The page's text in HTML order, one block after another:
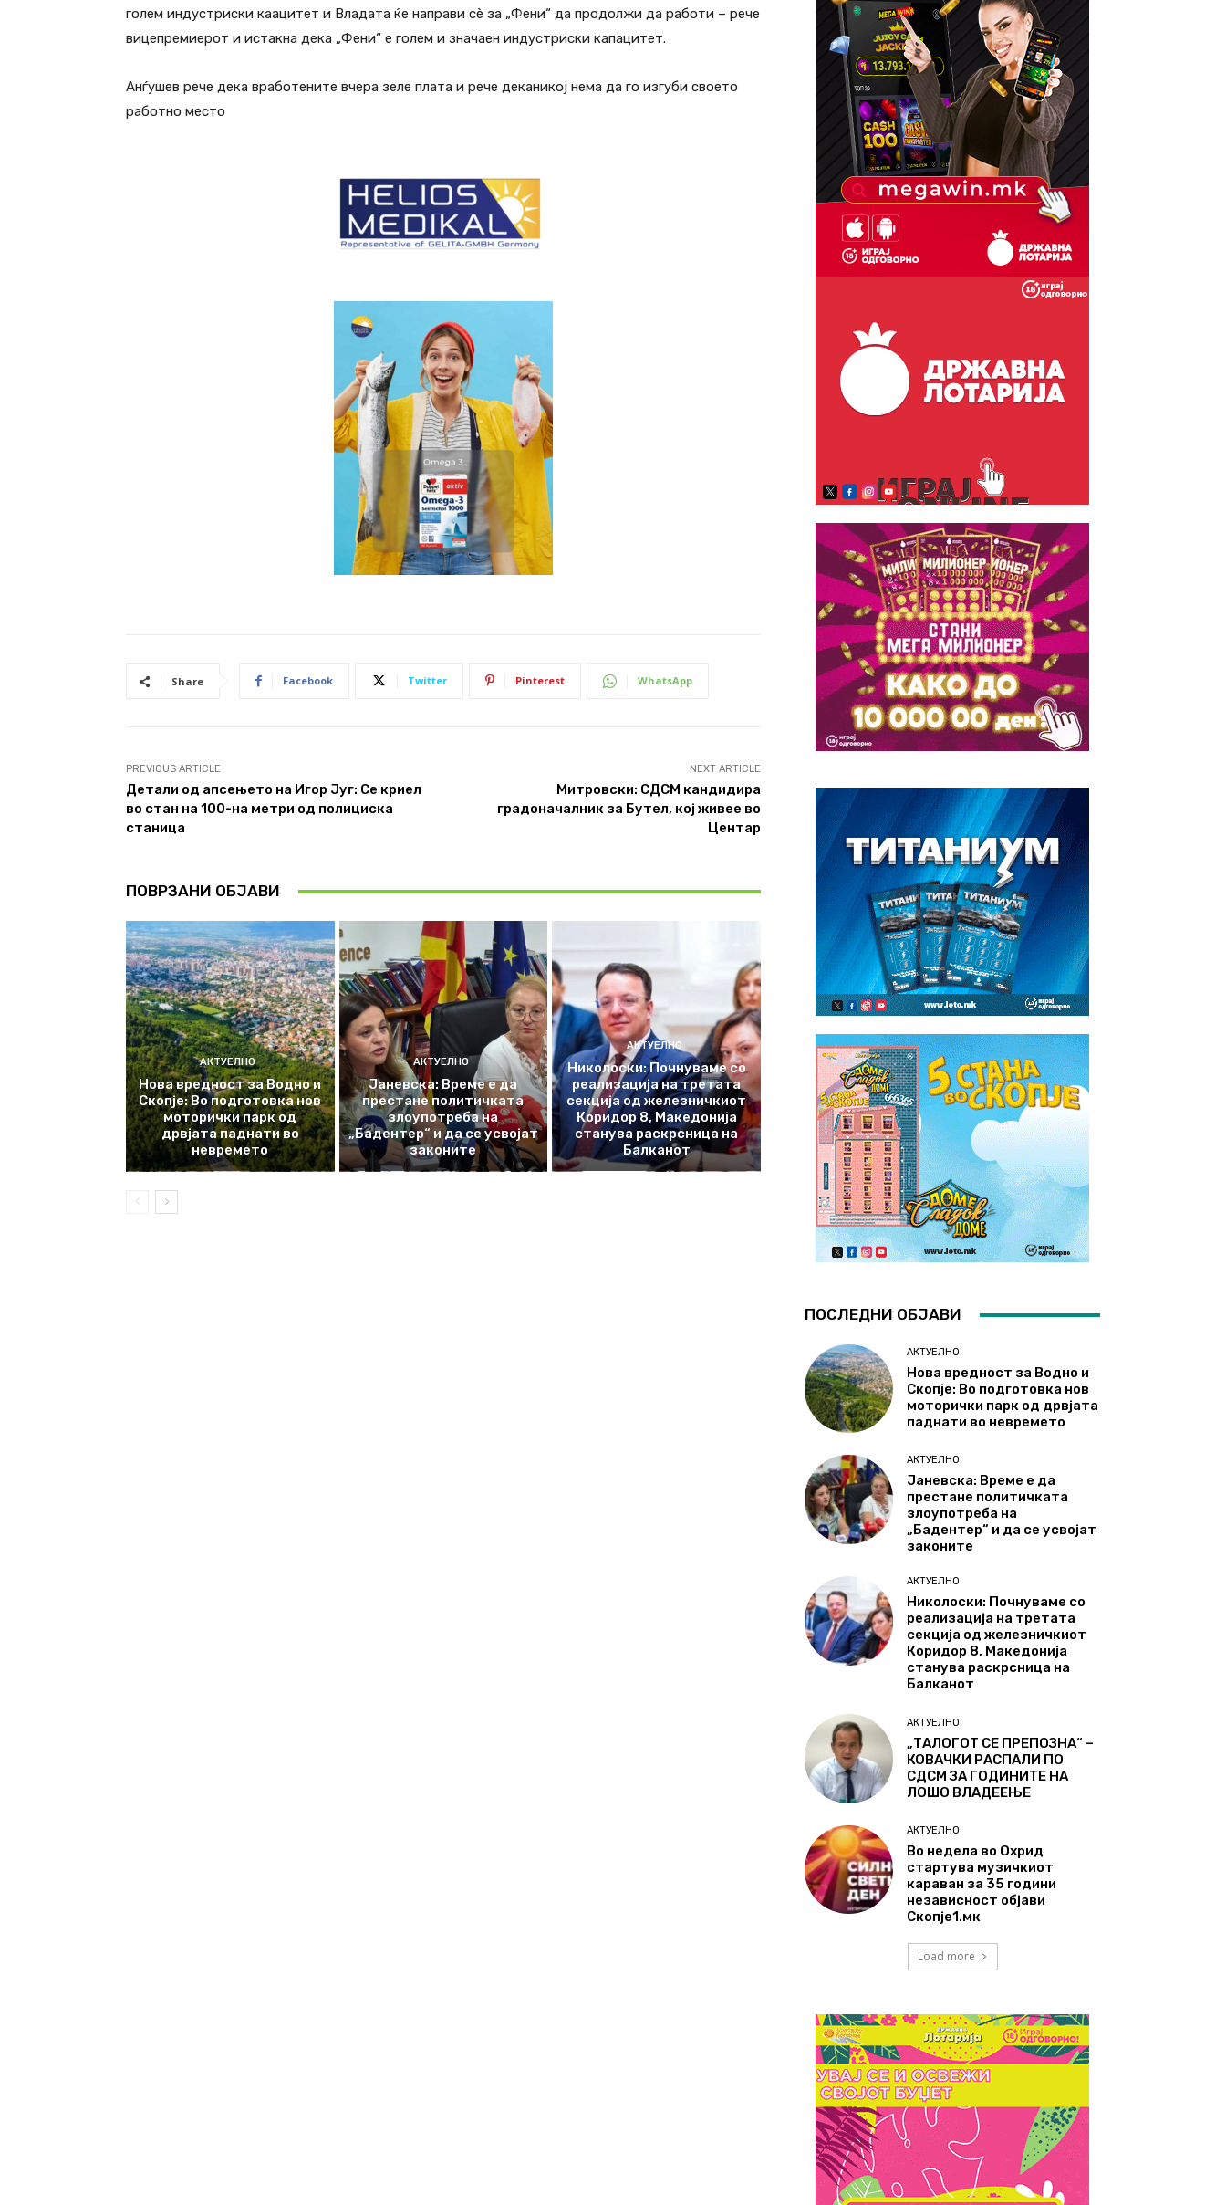
голем индустриски каацитет и Владата ќе направи сè за „Фени“ да продолжи да работи – рече
вицепремиерот и истакна дека „Фени“ е голем и значаен индустриски капацитет.
Анѓушев рече дека вработените вчера зеле плата и рече деканикој нема да го изгуби своето
работно место
Share Facebook Twitter Pinterest WhatsApp
PREVIOUS ARTICLE
Детали од апсењето на Игор Југ: Се криел
во стан на 100-на метри од полициска
станица
NEXT ARTICLE
Митровски: СДСМ кандидира
градоначалник за Бутел, кој живее во
Центар
ПОВРЗАНИ ОБЈАВИ
АКТУЕЛНО
Нова вредност за Водно и
Скопје: Во подготовка нов
моторички парк од
дрвјата паднати во
невремето
АКТУЕЛНО
Јаневска: Време е да
престане политичката
злоупотреба на
„Бадентер“ и да се усвојат
законите
АКТУЕЛНО
Николоски: Почнуваме со
реализација на третата
секција од железничкиот
Коридор 8, Македонија
станува раскрсница на
Балканот
ПОСЛЕДНИ ОБЈАВИ
АКТУЕЛНО
Нова вредност за Водно и
Скопје: Во подготовка нов
моторички парк од дрвјата
паднати во невремето
АКТУЕЛНО
Јаневска: Време е да
престане политичката
злоупотреба на
„Бадентер“ и да се усвојат
законите
АКТУЕЛНО
Николоски: Почнуваме со
реализација на третата
секција од железничкиот
Коридор 8, Македонија
станува раскрсница на
Балканот
АКТУЕЛНО
„ТАЛОГОТ СЕ ПРЕПОЗНА“ –
КОВАЧКИ РАСПАЛИ ПО
СДСМ ЗА ГОДИНИТЕ НА
ЛОШО ВЛАДЕЕЊЕ
АКТУЕЛНО
Во недела во Охрид
стартува музичкиот
караван за 35 години
независност објави
Скопје1.мк
Load more